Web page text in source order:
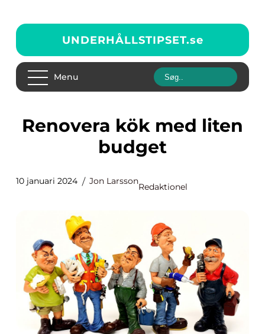
UNDERHÅLLSTIPSET.se
Menu
Renovera kök med liten
budget
10 januari 2024 Jon Larsson
Redaktionel